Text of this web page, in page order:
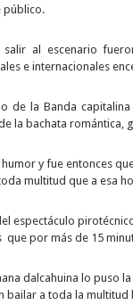
público.
salir al escenario
e internacionales
de la Banda
la bachata romántica,
y fue entonces
multitud que a esa
espectáculo
por más de 15
dalcahuina lo puso
bailar a toda la multitud